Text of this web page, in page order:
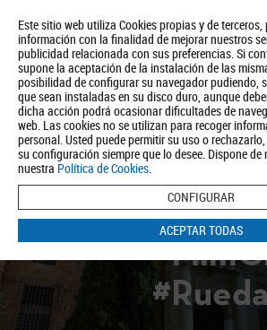
Este sitio web utiliza Cookies propias y de
información con la finalidad de mejorar nuestros
publicidad relacionada con sus preferencias. Si
supone la aceptación de la instalación de las
posibilidad de configurar su navegador pudiendo,
que sean instaladas en su disco duro, aunque
dicha acción podrá ocasionar dificultades de
web. Las cookies no se utilizan para recoger
personal. Usted puede permitir su uso o
su configuración siempre que lo desee. Dispone
nuestra Política de Cookies.
CONFIGURAR
ACEPTAR TODAS
About us Tourism Política de Privacidad Aviso